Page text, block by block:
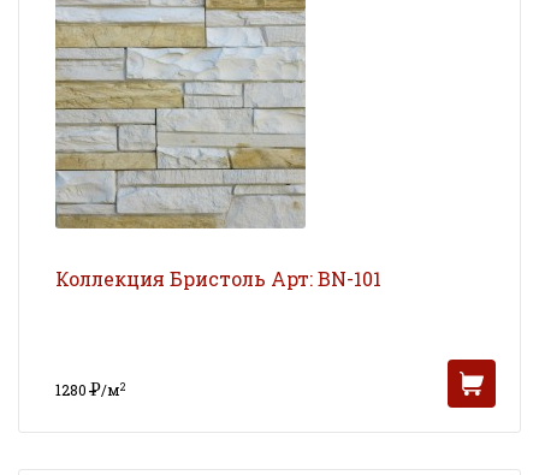
Коллекция Бристоль Арт: BN-101
1280Р/м2